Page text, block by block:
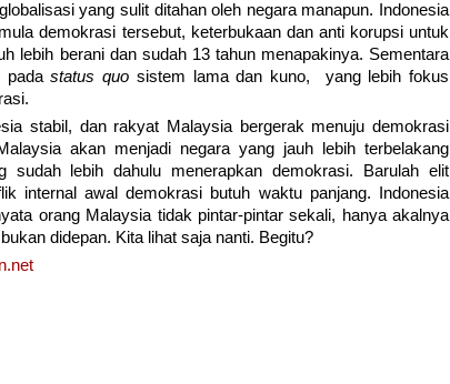
yang sulit ditahan oleh negara manapun. Indonesia
demokrasi tersebut, keterbukaan dan anti korupsi untuk
lebih berani dan sudah 13 tahun menapakinya. Sementara
padastatus quo sistem lama dan kuno, yang lebih fokus
stabil, dan rakyat Malaysia bergerak menuju demokrasi
akan menjadi negara yang jauh lebih terbelakang
sudah lebih dahulu menerapkan demokrasi. Barulah elit
internal awal demokrasi butuh waktu panjang. Indonesia
orang Malaysia tidak pintar-pintar sekali, hanya akalnya
didepan. Kita lihat saja nanti. Begitu?